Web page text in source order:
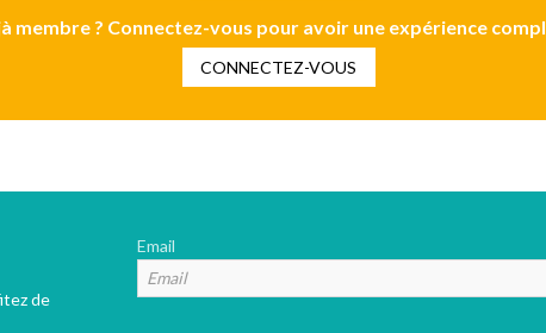
membre ? Connectez-vous pour avoir une expérience
CONNECTEZ-VOUS
de
Email